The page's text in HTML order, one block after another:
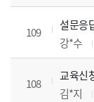
109
설문응
강*수
108
교육신
김*지